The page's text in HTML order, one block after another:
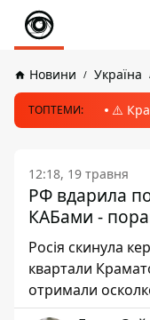
Новини Україна
ТОПТЕМИ: ⚠️
12:18, 19 травня
РФ вдарила
КАБами -
Росія скинула
квартали
отримали